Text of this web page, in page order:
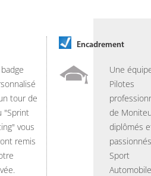
tour de
"Sprint
vous
remis
Encadrement
Une
Pilotes
de
diplômés
Sport
Automobile